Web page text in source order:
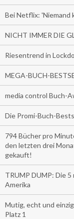
Bei Netflix: 'Niemand
NICHT IMMER DIE
Riesentrend in
MEGA-BUCH-
media control Buch-
Die Promi-Buch-
794 Bücher pro
den letzten drei
gekauft!
TRUMP DUMP: Die
Amerika
Mutig, echt und
Platz 1